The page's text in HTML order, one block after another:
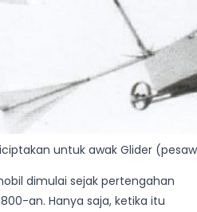
untuk awak Glider
dimulai sejak pertengahan
an. Hanya saja, ketika itu